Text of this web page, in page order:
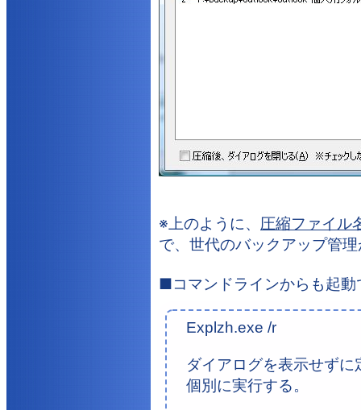
※上のように、 圧縮ファイル
で、世代のバックアップ管
■コマンドラインからも起動
Explzh.exe /r
ダイアログを表示せず
個別に実行する。